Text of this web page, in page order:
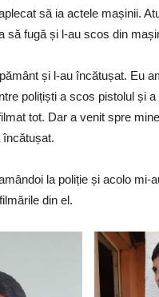
să ia actele mașinii.
să fugă și l-au scos din
și l-au încătușat. Eu
polițiști a scos pistolul și
tot. Dar a venit spre
încătușat.
la poliție și acolo mi-
din el.